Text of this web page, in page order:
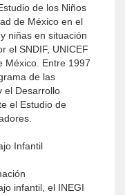
de los Niños
de México en el
niñas en situación
el SNDIF, UNICEF
México. Entre 1997
de las
el Desarrollo
el Estudio de
Infantil
infantil, el INEGI